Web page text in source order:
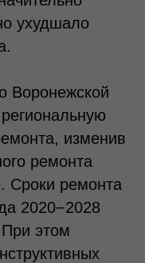
ухудшало
Воронежской
изменив
ремонта
Сроки ремонта
2020−2028
этом